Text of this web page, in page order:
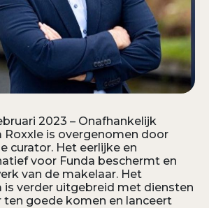
vergeten?
2023 – Onafhankelijk
is overgenomen door
curator. Het eerlijke en
voor Funda beschermt en
van de makelaar. Het
verder uitgebreid met diensten
ten goede komen en lanceert